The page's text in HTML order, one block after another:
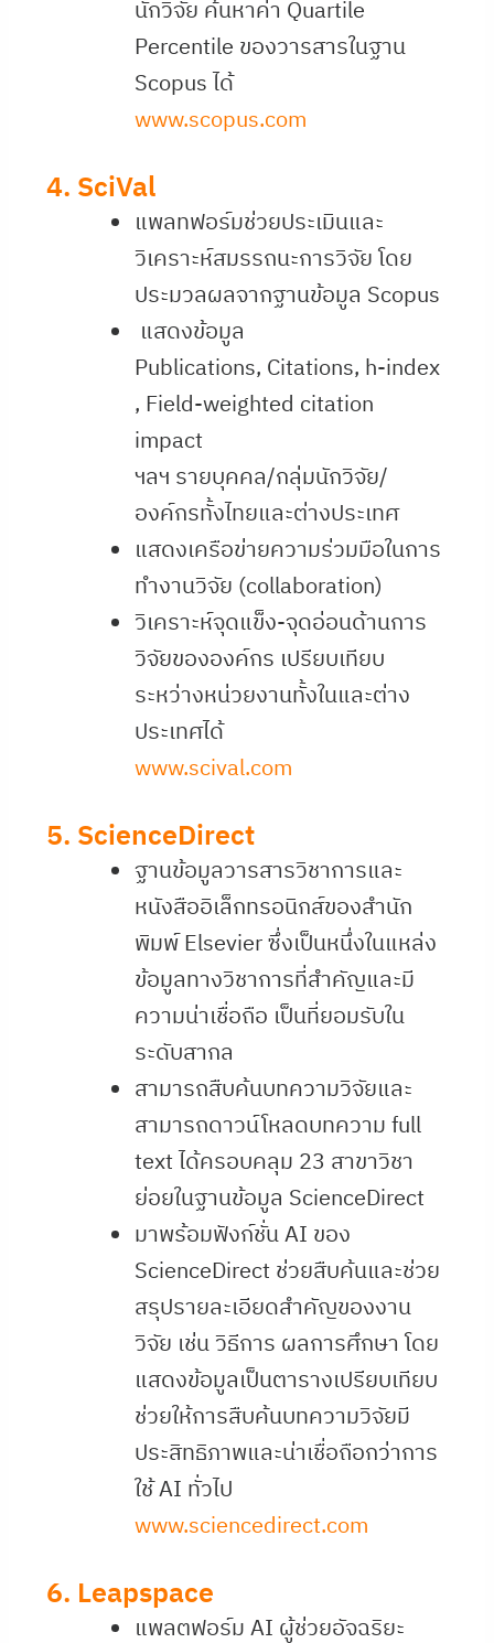
นักวิจัย ค้นหาค่า Quartile
Percentile ของวารสารในฐาน
Scopus ได้
www.scopus.com
4. SciVal
แพลทฟอร์มช่วยประเมินและ
วิเคราะห์สมรรถนะการวิจัย โดย
ประมวลผลจากฐานข้อมูล Scopus
แสดงข้อมูล
Publications, Citations, h-index
, Field-weighted citation
impact
ฯลฯ รายบุคคล/กลุ่มนักวิจัย/
องค์กรทั้งไทยและต่างประเทศ
แสดงเครือข่ายความร่วมมือในการ
ทำงานวิจัย (collaboration)
วิเคราะห์จุดแข็ง-จุดอ่อนด้านการ
วิจัยขององค์กร เปรียบเทียบ
ระหว่างหน่วยงานทั้งในและต่าง
ประเทศได้
www.scival.com
5. ScienceDirect
ฐานข้อมูลวารสารวิชาการและ
หนังสืออิเล็กทรอนิกส์ของสำนัก
พิมพ์ Elsevier ซึ่งเป็นหนึ่งในแหล่ง
ข้อมูลทางวิชาการที่สำคัญและมี
ความน่าเชื่อถือ เป็นที่ยอมรับใน
ระดับสากล
สามารถสืบค้นบทความวิจัยและ
สามารถดาวน์โหลดบทความ full
text ได้ครอบคลุม 23 สาขาวิชา
ย่อยในฐานข้อมูล ScienceDirect
มาพร้อมฟังก์ชั่น AI ของ
ScienceDirect ช่วยสืบค้นและช่วย
สรุปรายละเอียดสำคัญของงาน
วิจัย เช่น วิธีการ ผลการศึกษา โดย
แสดงข้อมูลเป็นตารางเปรียบเทียบ
ช่วยให้การสืบค้นบทความวิจัยมี
ประสิทธิภาพและน่าเชื่อถือกว่าการ
ใช้ AI ทั่วไป
www.sciencedirect.com
6. Leapspace
แพลตฟอร์ม AI ผู้ช่วยอัจฉริยะ